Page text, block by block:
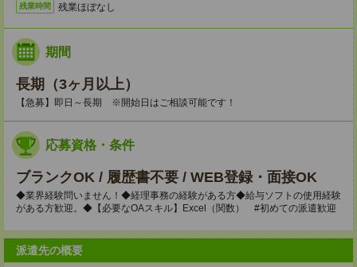
残業時間 残業ほぼなし
期間
長期（3ヶ月以上）
【急募】即日～長期 ※開始日はご相談可能です！
応募資格・条件
ブランクOK / 履歴書不要 / WEB登録・面接OK
◆業界経験問いません！◆経理事務の経験がある方◆給与ソフトの使用経験
がある方歓迎。◆【必要なOAスキル】Excel（関数） #初めての派遣歓迎
派遣先の概要